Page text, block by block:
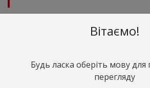
грн.
Вітаємо!
Будь ласка оберіть мову
перегляду